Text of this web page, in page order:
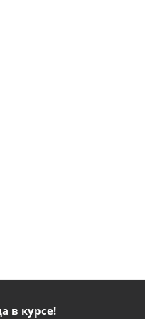
в курсе!